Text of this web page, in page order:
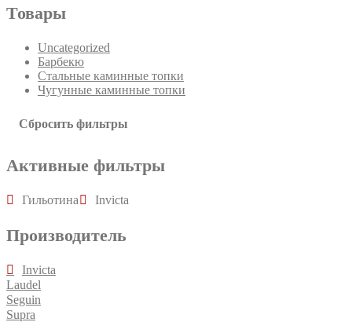
Товары
Uncategorized
Барбекю
Стальные каминные топки
Чугунные каминные топки
Сбросить фильтры
Активные фильтры
Гильотина Invicta
Производитель
Invicta
Laudel
Seguin
Supra